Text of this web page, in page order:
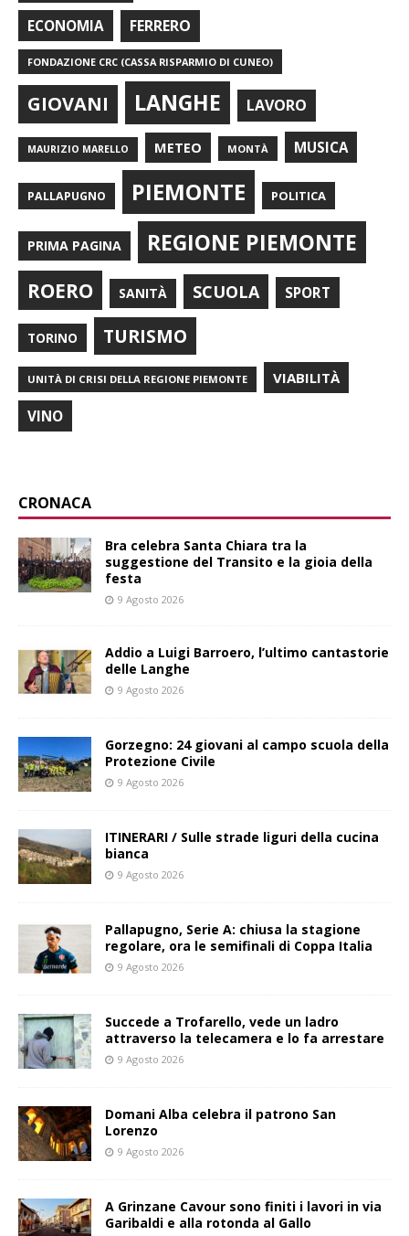
ECONOMIA FERRERO
FONDAZIONE CRC (CASSA RISPARMIO DI CUNEO)
GIOVANI LANGHE LAVORO
MAURIZIO MARELLO METEO MONTÀ MUSICA
PALLAPUGNO PIEMONTE POLITICA
PRIMA PAGINA REGIONE PIEMONTE
ROERO SANITÀ SCUOLA SPORT
TORINO TURISMO
UNITÀ DI CRISI DELLA REGIONE PIEMONTE VIABILITÀ
VINO
CRONACA
Bra celebra Santa Chiara tra la
suggestione del Transito e la gioia della
festa
9 Agosto 2026
Addio a Luigi Barroero, l’ultimo cantastorie
delle Langhe
9 Agosto 2026
Gorzegno: 24 giovani al campo scuola della
Protezione Civile
9 Agosto 2026
ITINERARI / Sulle strade liguri della cucina
bianca
9 Agosto 2026
Pallapugno, Serie A: chiusa la stagione
regolare, ora le semifinali di Coppa Italia
9 Agosto 2026
Succede a Trofarello, vede un ladro
attraverso la telecamera e lo fa arrestare
9 Agosto 2026
Domani Alba celebra il patrono San
Lorenzo
9 Agosto 2026
A Grinzane Cavour sono finiti i lavori in via
Garibaldi e alla rotonda al Gallo